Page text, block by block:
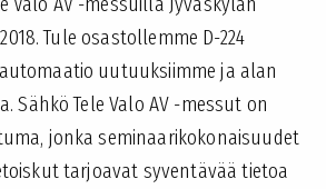
Tule osastollemme D-224
uutuuksiimme ja alan
Sähkö Tele Valo AV -messut on
jonka seminaarikokonaisuudet
tarjoavat syventävää tietoa